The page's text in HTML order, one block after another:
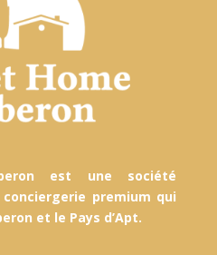
est une société
premium qui
et le Pays d’Apt.